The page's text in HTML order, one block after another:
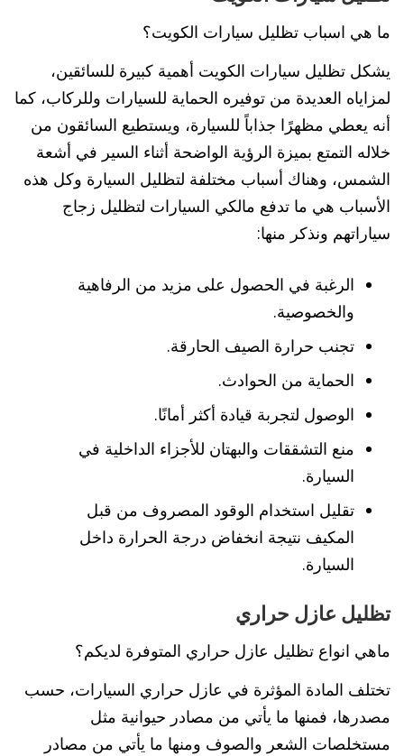
ما هي اسباب تظليل سيارات الكويت؟
يشكل تظليل سيارات الكويت أهمية كبيرة للسائقين،
لمزاياه العديدة من توفيره الحماية للسيارات وللركاب، كما
أنه يعطي مظهرًا جذاباً للسيارة، ويستطيع السائقون من
خلاله التمتع بميزة الرؤية الواضحة أثناء السير في أشعة
الشمس، وهناك أسباب مختلفة لتظليل السيارة وكل هذه
الأسباب هي ما تدفع مالكي السيارات لتظليل زجاج
سياراتهم ونذكر منها:
الرغبة في الحصول على مزيد من الرفاهية
والخصوصية.
تجنب حرارة الصيف الحارقة.
الحماية من الحوادث.
الوصول لتجربة قيادة أكثر أمانًا.
منع التشققات والبهتان للأجزاء الداخلية في
السيارة.
تقليل استخدام الوقود المصروف من قبل
المكيف نتيجة انخفاض درجة الحرارة داخل
السيارة.
تظليل عازل حراري
ماهي انواع تظليل عازل حراري المتوفرة لديكم؟
تختلف المادة المؤثرة في عازل حراري السيارات، حسب
مصدرها، فمنها ما يأتي من مصادر حيوانية مثل
مستخلصات الشعر والصوف ومنها ما يأتي من مصادر